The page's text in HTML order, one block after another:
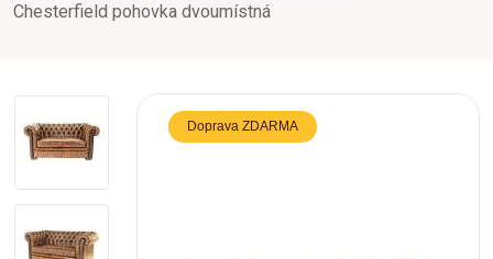
Chesterfield pohovka dvoumístná
Doprava ZDARMA